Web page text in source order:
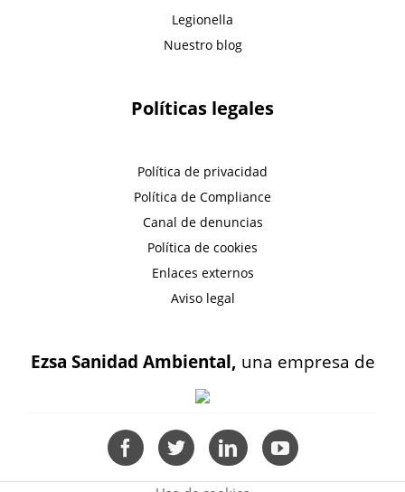
Legionella
Nuestro blog
Políticas legales
Política de privacidad
Política de Compliance
Canal de denuncias
Política de cookies
Enlaces externos
Aviso legal
Ezsa Sanidad Ambiental, una empresa de